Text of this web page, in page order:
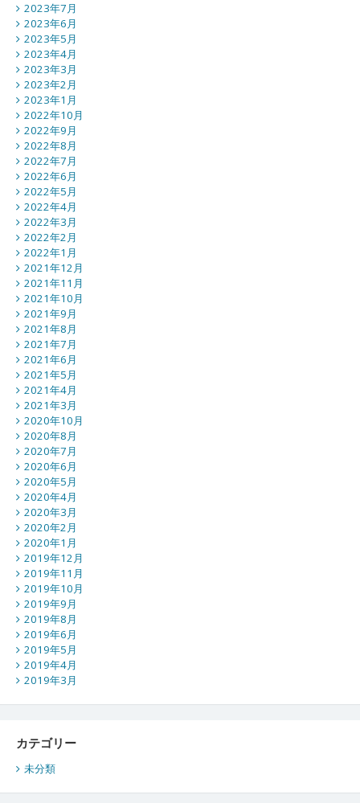
2023年7月
2023年6月
2023年5月
2023年4月
2023年3月
2023年2月
2023年1月
2022年10月
2022年9月
2022年8月
2022年7月
2022年6月
2022年5月
2022年4月
2022年3月
2022年2月
2022年1月
2021年12月
2021年11月
2021年10月
2021年9月
2021年8月
2021年7月
2021年6月
2021年5月
2021年4月
2021年3月
2020年10月
2020年8月
2020年7月
2020年6月
2020年5月
2020年4月
2020年3月
2020年2月
2020年1月
2019年12月
2019年11月
2019年10月
2019年9月
2019年8月
2019年6月
2019年5月
2019年4月
2019年3月
カテゴリー
未分類